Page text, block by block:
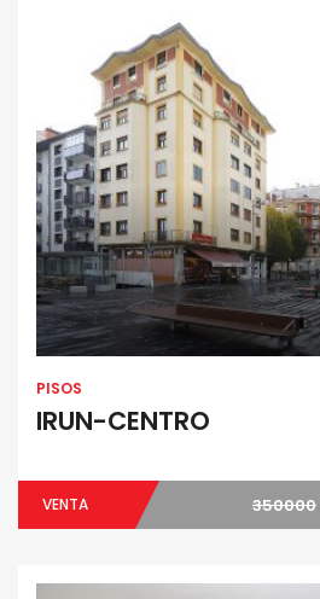
PISOS
IRUN-CENTRO
VENTA 350000